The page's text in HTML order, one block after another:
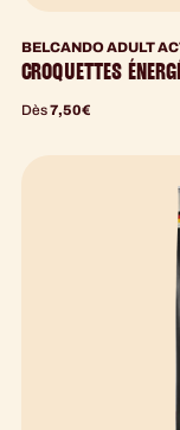
BELCANDO ADULT
CROQUETTES
Dès7,50€